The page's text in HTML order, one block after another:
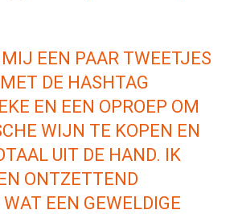
EEN PAAR TWEETJES
DE HASHTAG
EN EEN OPROEP OM
WIJN TE KOPEN EN
UIT DE HAND. IK
ONTZETTEND
EEN GEWELDIGE